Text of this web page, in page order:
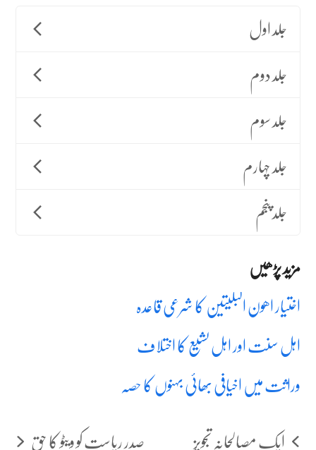
جلد اول
جلد دوم
جلد سوم
جلد چہارم
جلد پنجم
مزید پڑھیں
اختیار اھون البلیتین کا شرعی قاعدہ
اہل سنت اور اہل تشیع کا اختلاف
وراثت میں اخیافی بھائی بہنوں کا حصہ
ایک مصالحانہ تجویز صدر ریاست کو ویٹو کا حق